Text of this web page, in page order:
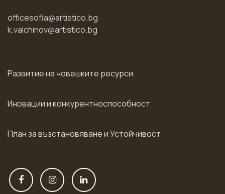
officesofia@artistico.bg
k.valchinov@artistico.bg
Развитие на човешките ресурси
Иновации и конкурентноспособност
План за възстановяване и Устойчивост